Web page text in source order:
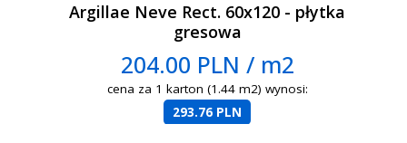
Argillae Neve Rect. 60x120 - płytka
gresowa
204.00 PLN / m2
cena za 1 karton (1.44 m2) wynosi:
293.76 PLN